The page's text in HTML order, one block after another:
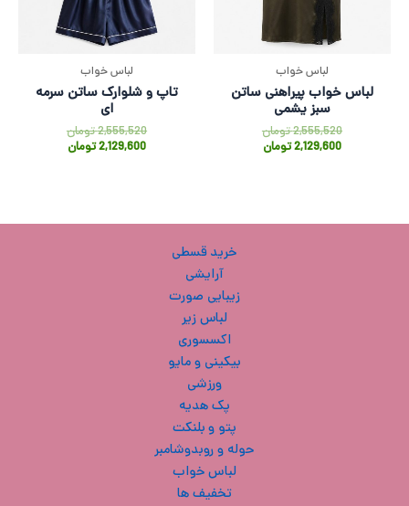
لباس خواب
لباس خواب پیراهنی ساتن
سبز یشمی
2,555,520تومان
2,129,600تومان
لباس خواب
تاپ و شلوارک ساتن سرمه
ای
2,555,520تومان
2,129,600تومان
خرید قسطی
آرایشی
زیبایی صورت
لباس زیر
اکسسوری
بیکینی و مایو
ورزشی
پک هدیه
پتو و بلنکت
حوله و روبدوشامبر
لباس خواب
تخفیف ها